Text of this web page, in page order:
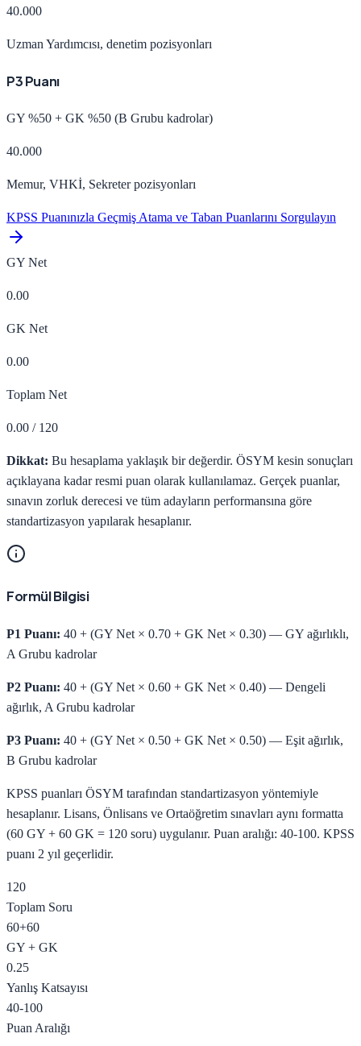
40.000
Uzman Yardımcısı, denetim pozisyonları
P3 Puanı
GY %50 + GK %50 (B Grubu kadrolar)
40.000
Memur, VHKİ, Sekreter pozisyonları
KPSS Puanınızla Geçmiş Atama ve Taban Puanlarını Sorgulayın
GY Net
0.00
GK Net
0.00
Toplam Net
0.00 / 120
Dikkat: Bu hesaplama yaklaşık bir değerdir. ÖSYM kesin sonuçları
açıklayana kadar resmi puan olarak kullanılamaz. Gerçek puanlar,
sınavın zorluk derecesi ve tüm adayların performansına göre
standartizasyon yapılarak hesaplanır.
Formül Bilgisi
P1 Puanı: 40 + (GY Net × 0.70 + GK Net × 0.30) — GY ağırlıklı,
A Grubu kadrolar
P2 Puanı: 40 + (GY Net × 0.60 + GK Net × 0.40) — Dengeli
ağırlık, A Grubu kadrolar
P3 Puanı: 40 + (GY Net × 0.50 + GK Net × 0.50) — Eşit ağırlık,
B Grubu kadrolar
KPSS puanları ÖSYM tarafından standartizasyon yöntemiyle
hesaplanır. Lisans, Önlisans ve Ortaöğretim sınavları aynı formatta
(60 GY + 60 GK = 120 soru) uygulanır. Puan aralığı: 40-100. KPSS
puanı 2 yıl geçerlidir.
120
Toplam Soru
60+60
GY + GK
0.25
Yanlış Katsayısı
40-100
Puan Aralığı